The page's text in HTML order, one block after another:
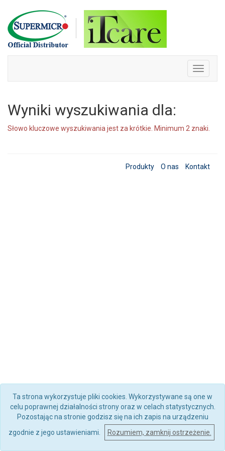
Skip
to
content
Toggle
Wyniki wyszukiwania dla:
Słowo kluczowe wyszukiwania jest za krótkie. Minimum 2 znaki.
Produkty O nas Kontakt
Ta strona wykorzystuje pliki cookies. Wykorzystywane są one w
celu poprawnej działalności strony oraz w celach statystycznych.
Pozostając na stronie godzisz się na ich zapis na urządzeniu
zgodnie z jego ustawieniami.
Rozumiem, zamknij ostrzeżenie.